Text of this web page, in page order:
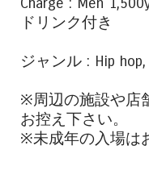
ドリンク付き
ジャンル : Hip
※周辺の施設や店
お控え下さい。
※未成年の入場は